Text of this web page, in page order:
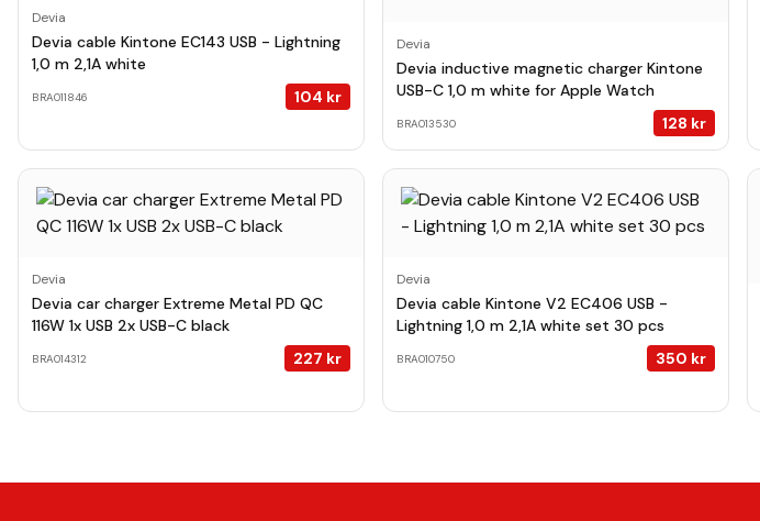
Devia
Devia cable Kintone EC143 USB - Lightning
1,0 m 2,1A white
BRA011846 104 kr
Devia
Devia inductive magnetic charger Kintone
USB-C 1,0 m white for Apple Watch
BRA013530 128 kr
Devia
Devia car charger Extreme Metal PD QC
116W 1x USB 2x USB-C black
BRA014312 227 kr
Devia
Devia cable Kintone V2 EC406 USB -
Lightning 1,0 m 2,1A white set 30 pcs
BRA010750 350 kr